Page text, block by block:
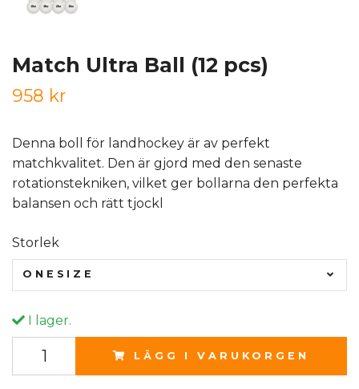
Match Ultra Ball (12 pcs)
958 kr
Denna boll för landhockey är av perfekt
matchkvalitet. Den är gjord med den senaste
rotationstekniken, vilket ger bollarna den perfekta
balansen och rätt tjockl
Storlek
ONESIZE
I lager.
LÄGG I VARUKORGEN